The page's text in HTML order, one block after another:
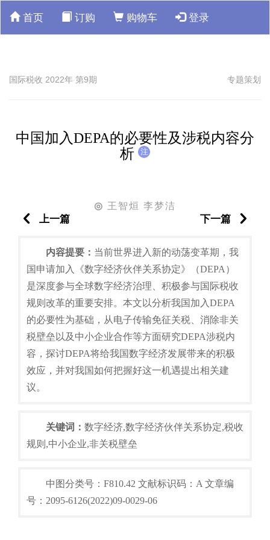
首页 订购 购物车 登录
国际税收 2022年 第9期 专题策划
中国加入DEPA的必要性及涉税内容分
析
注
◎ 王智烜 李梦洁
上一篇
下一篇
内容提要： 当前世界进入新的动荡变革期，我
国申请加入《数字经济伙伴关系协定》（DEPA）
是深度参与全球数字经济治理、积极参与国际税收
规则改革的重要安排。本文以分析我国加入DEPA
的必要性为基础，从电子传输免征关税、消除非关
税壁垒以及中小企业合作等方面研究DEPA涉税内
容，探讨DEPA将给我国数字经济发展带来的积极
效应，并对我国如何把握好这一机遇提出相关建
议。
关键词： 数字经济,数字经济伙伴关系协定,税收
规则,中小企业,非关税壁垒
中图分类号：F810.42 文献标识码：A 文章编
号：2095-6126(2022)09-0029-06